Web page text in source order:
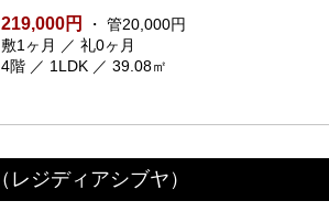
219,000円
・ 管20,000円
敷1ヶ月 ／ 礼0ヶ月
4階 ／ 1LDK ／ 39.08㎡
（レジディアシブヤ）